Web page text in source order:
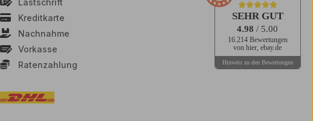
Lastschrift
Kreditkarte
Nachnahme
Vorkasse
Ratenzahlung
SEHR GUT
4.98/ 5.00
16.214 Bewertungen
von hier, ebay.de
Hinweis zu den Bewertungen